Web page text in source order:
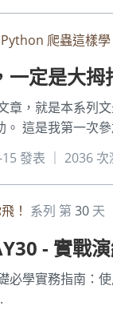
Python 爬蟲這樣學
定是大拇
章，就是本系列
這是我第一次
發表 ｜ 2036 次
！ 系列 第30 天
- 實戰
必學實務指南：